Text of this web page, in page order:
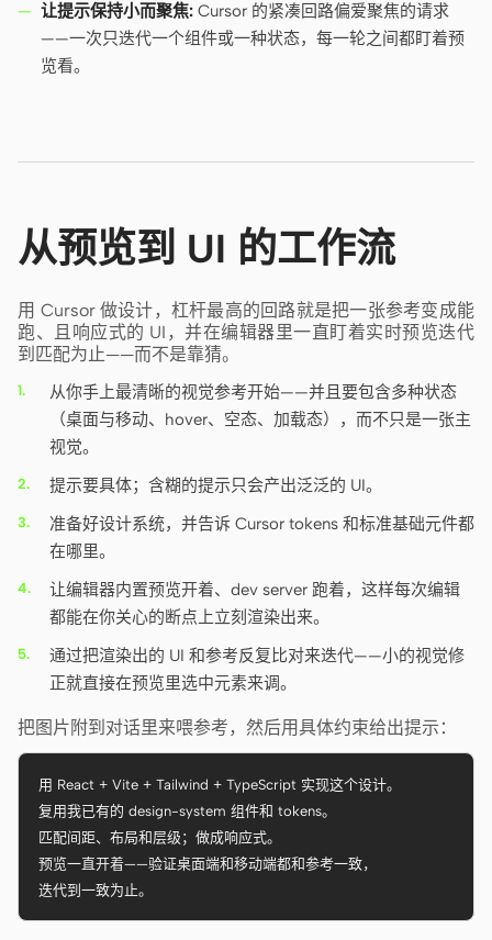
让提示保持小而聚焦: Cursor 的紧凑回路偏爱聚焦的请求
——一次只迭代一个组件或一种状态，每一轮之间都盯着预
览看。
从预览到 UI 的工作流
用 Cursor 做设计，杠杆最高的回路就是把一张参考变成能
跑、且响应式的 UI，并在编辑器里一直盯着实时预览迭代
到匹配为止——而不是靠猜。
从你手上最清晰的视觉参考开始——并且要包含多种状态
（桌面与移动、hover、空态、加载态），而不只是一张主
视觉。
提示要具体；含糊的提示只会产出泛泛的 UI。
准备好设计系统，并告诉 Cursor tokens 和标准基础元件都
在哪里。
让编辑器内置预览开着、dev server 跑着，这样每次编辑
都能在你关心的断点上立刻渲染出来。
通过把渲染出的 UI 和参考反复比对来迭代——小的视觉修
正就直接在预览里选中元素来调。
把图片附到对话里来喂参考，然后用具体约束给出提示：
用 React + Vite + Tailwind + TypeScript 实现这个设计。
复用我已有的 design-system 组件和 tokens。
匹配间距、布局和层级；做成响应式。
预览一直开着——验证桌面端和移动端都和参考一致，
迭代到一致为止。